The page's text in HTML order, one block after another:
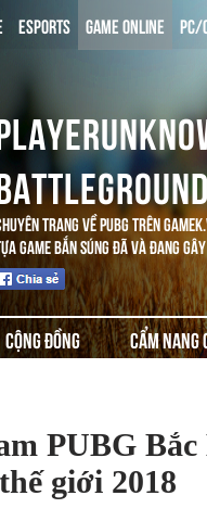
ESPORTS GAME ONLINE PC/
TRANG VỀ PUBG TRÊN
GAME BẮN SÚNG ĐÃ VÀ ĐANG
CỘNG ĐỒNG CẨM NANG
PUBG
giới 2018